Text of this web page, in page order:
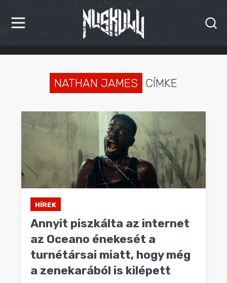
HÍREK
INTERJÚK
KULT
MÁSVILÁG
BLOG
NATHAN JAMES CÍMKE
HÍREK
Annyit piszkálta az internet
az Oceano énekesét a
turnétársai miatt, hogy még
a zenekarából is kilépett